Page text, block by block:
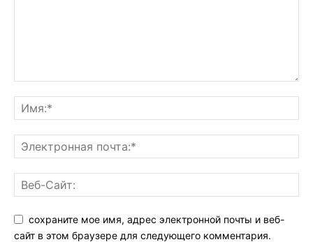
сохраните мое имя, адрес электронной почты и веб-
сайт в этом браузере для следующего комментария.